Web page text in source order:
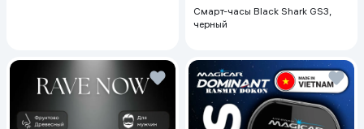
Смарт-часы Black Shark GS3,
черный